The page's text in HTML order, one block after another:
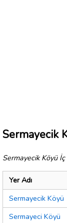
Sermayecik
Sermayecik Köyü İç
Yer Adı
Sermayecik Köyü
Sermayeci Köyü